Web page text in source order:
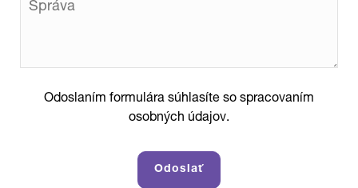
Odoslaním formulára súhlasíte so spracovaním
osobných údajov.